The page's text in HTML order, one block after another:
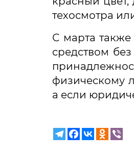
техосмотра
С марта также
средством
физическому
а если